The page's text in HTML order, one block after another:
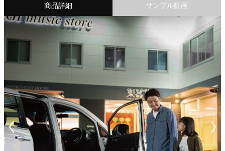
商品詳細
サンプル動画